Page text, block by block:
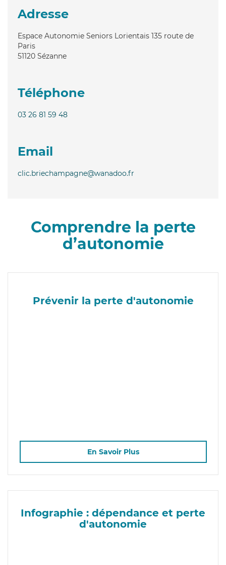
Adresse
Espace Autonomie Seniors Lorientais 135 route de
Paris
51120 Sézanne
Téléphone
03 26 81 59 48
Email
clic.briechampagne@wanadoo.fr
Comprendre la perte
d’autonomie
Prévenir la perte d'autonomie
En Savoir Plus
Infographie : dépendance et perte
d'autonomie